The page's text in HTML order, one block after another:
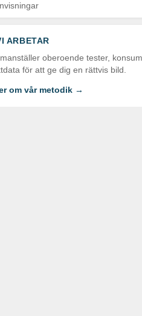
ARBETAR
oberoende tester,
för att ge dig en rättvis bild.
om vår metodik →